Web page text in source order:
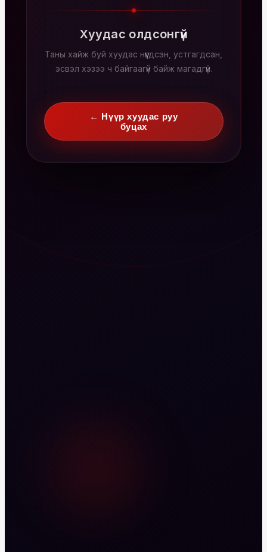
Хуудас олдсонгүй
Таны хайж буй хуудас нүүгдсэн, устгагдсан,
эсвэл хэзээ ч байгаагүй байж магадгүй.
← Нүүр хуудас руу
буцах